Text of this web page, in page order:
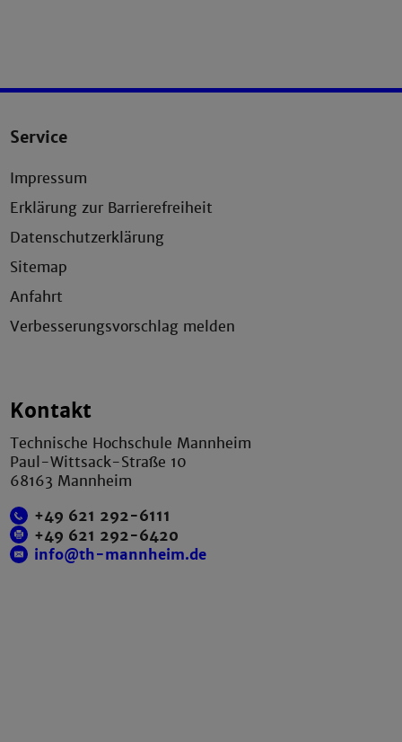
Service
Impressum
Erklärung zur Barrierefreiheit
Datenschutzerklärung
Sitemap
Anfahrt
Verbesserungsvorschlag melden
Kontakt
Technische Hochschule Mannheim
Paul-Wittsack-Straße 10
68163 Mannheim
+49 621 292-6111
+49 621 292-6420
info@th-mannheim.de